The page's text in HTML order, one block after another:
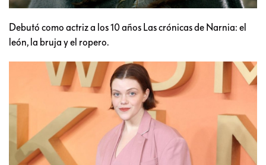
Debutó como actriz a los 10 años Las crónicas de Narnia: el
león, la bruja y el ropero.